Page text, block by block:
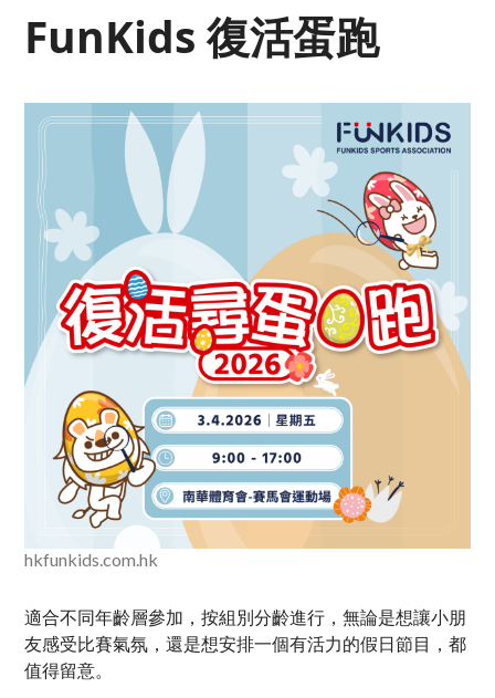
FunKids 復活蛋跑
hkfunkids.com.hk
適合不同年齡層參加，按組別分齡進行，無論是想讓小朋
友感受比賽氣氛，還是想安排一個有活力的假日節目，都
值得留意。